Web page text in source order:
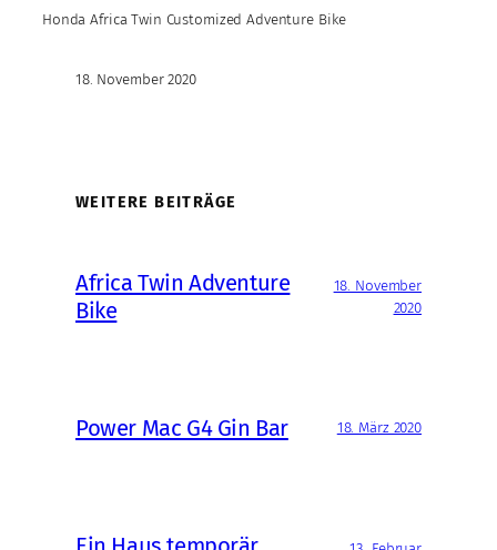
Honda Africa Twin Customized Adventure Bike
18. November 2020
WEITERE BEITRÄGE
Africa Twin Adventure
Bike
18. November
2020
Power Mac G4 Gin Bar 18. März 2020